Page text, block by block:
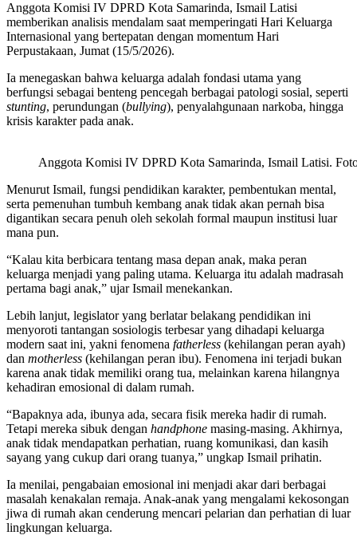
Anggota Komisi IV DPRD Kota Samarinda, Ismail Latisi
memberikan analisis mendalam saat memperingati Hari Keluarga
Internasional yang bertepatan dengan momentum Hari
Perpustakaan, Jumat (15/5/2026).
Ia menegaskan bahwa keluarga adalah fondasi utama yang
berfungsi sebagai benteng pencegah berbagai patologi sosial, seperti
stunting, perundungan (bullying), penyalahgunaan narkoba, hingga
krisis karakter pada anak.
Anggota Komisi IV DPRD Kota Samarinda, Ismail Latisi.
Menurut Ismail, fungsi pendidikan karakter, pembentukan mental,
serta pemenuhan tumbuh kembang anak tidak akan pernah bisa
digantikan secara penuh oleh sekolah formal maupun institusi luar
mana pun.
“Kalau kita berbicara tentang masa depan anak, maka peran
keluarga menjadi yang paling utama. Keluarga itu adalah madrasah
pertama bagi anak,” ujar Ismail menekankan.
Lebih lanjut, legislator yang berlatar belakang pendidikan ini
menyoroti tantangan sosiologis terbesar yang dihadapi keluarga
modern saat ini, yakni fenomena fatherless (kehilangan peran ayah)
dan motherless (kehilangan peran ibu). Fenomena ini terjadi bukan
karena anak tidak memiliki orang tua, melainkan karena hilangnya
kehadiran emosional di dalam rumah.
“Bapaknya ada, ibunya ada, secara fisik mereka hadir di rumah.
Tetapi mereka sibuk dengan handphone masing-masing. Akhirnya,
anak tidak mendapatkan perhatian, ruang komunikasi, dan kasih
sayang yang cukup dari orang tuanya,” ungkap Ismail prihatin.
Ia menilai, pengabaian emosional ini menjadi akar dari berbagai
masalah kenakalan remaja. Anak-anak yang mengalami kekosongan
jiwa di rumah akan cenderung mencari pelarian dan perhatian di luar
lingkungan keluarga.